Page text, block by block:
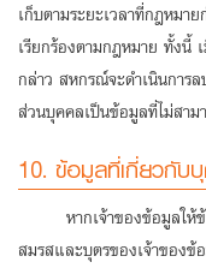
เก็บตามระยะเวลาที่กฎหมา
เรียกร้องตามกฎหมาย ทั้งนี้
กล่าว สหกรณ์จะดำเนินการ
ส่วนบุคคลเป็นข้อมูลที่ไม่สาม
10. ข้อมูลที่เกี่ยวกับ
หากเจ้าของข้อมูลใ
สมรสและบุตรของเจ้าของข้